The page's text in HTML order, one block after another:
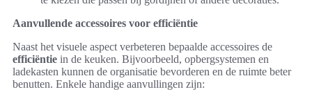
Aanvullende accessoires voor efficiëntie
Naast het visuele aspect verbeteren bepaalde accessoires de
efficiëntie in de keuken. Bijvoorbeeld, opbergsystemen en
ladekasten kunnen de organisatie bevorderen en de ruimte beter
benutten. Enkele handige aanvullingen zijn: